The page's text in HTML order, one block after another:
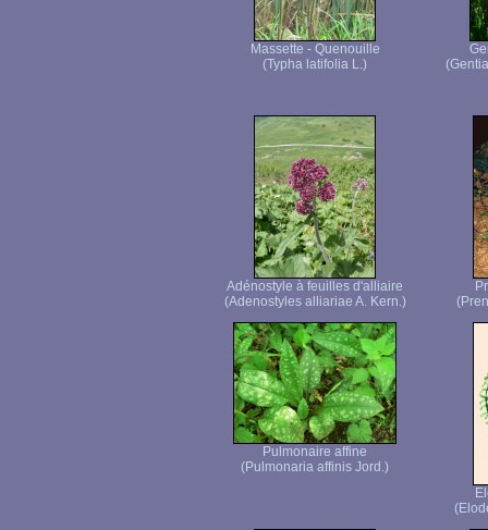
Massette - Quenouille
(Typha latifolia L.)
Adénostyle à feuilles d'alliaire
(Adenostyles alliariae A. Kern.)
Pulmonaire affine
(Pulmonaria affinis Jord.)